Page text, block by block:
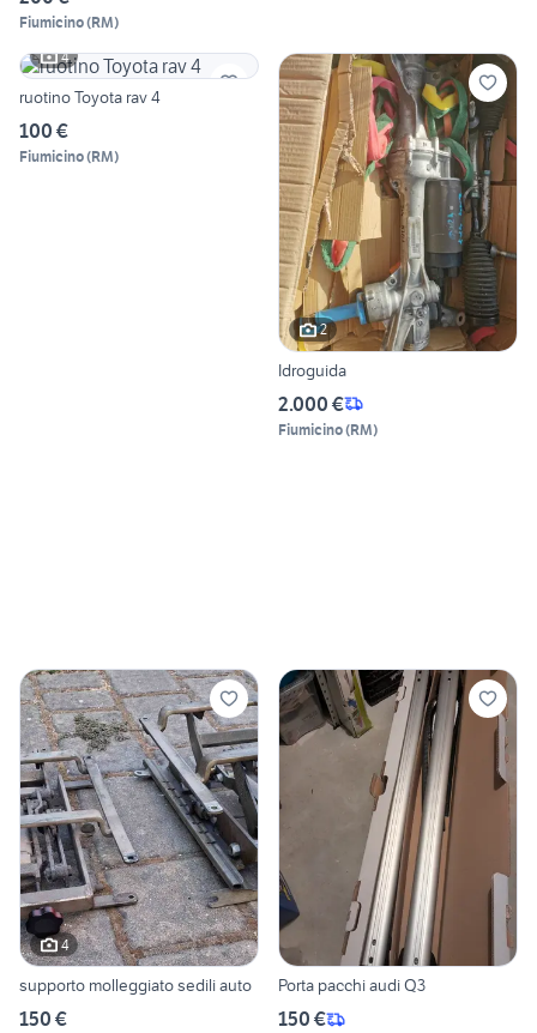
Fiumicino(RM)
4
ruotino Toyota rav 4
100 €
Fiumicino(RM)
2
Idroguida
2.000 €
Fiumicino(RM)
4
supporto molleggiato sedili auto
150 €
Porta pacchi audi Q3
150 €